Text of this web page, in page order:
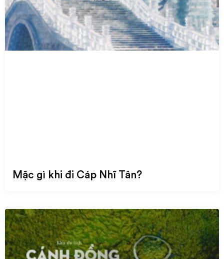
Mặc gì khi đi Cáp Nhĩ Tân?